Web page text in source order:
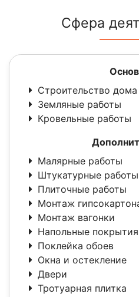
Сфера
Строительство дома
Земляные работы
Кровельные работы
Малярные работы
Штукатурные работы
Плиточные работы
Монтаж
Монтаж вагонки
Напольные покрытия
Поклейка обоев
Окна и остекление
Двери
Тротуарная плитка